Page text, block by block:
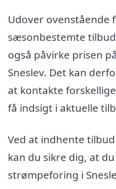
Udover ovenstående
sæsonbestemte
også påvirke prisen
Sneslev. Det kan
at kontakte
få indsigt i aktuelle
Ved at indhente
kan du sikre dig, at
strømpeforing i